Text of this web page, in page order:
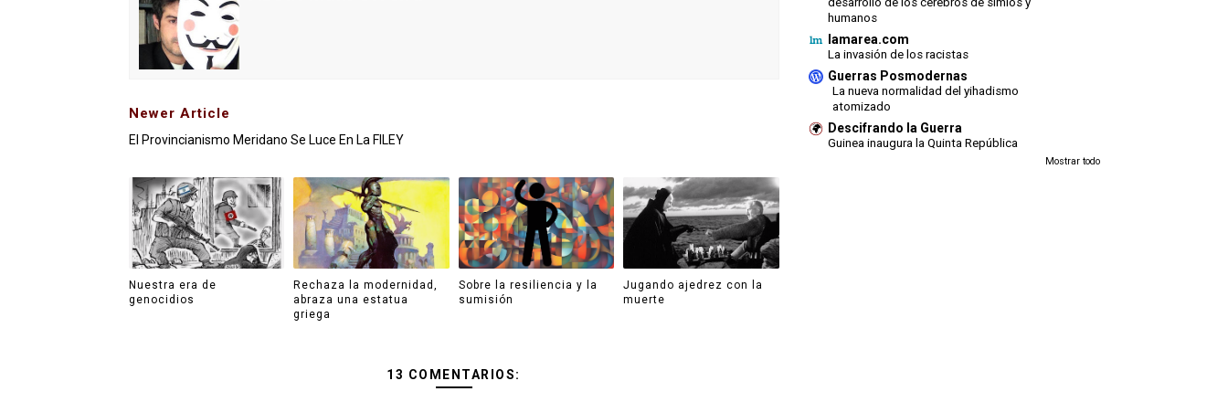
Newer Article
El Provincianismo Meridano Se Luce En La FILEY
Nuestra era de
genocidios
Rechaza la modernidad,
abraza una estatua
griega
Sobre la resiliencia y la
sumisión
Jugando ajedrez con la
muerte
13 COMENTARIOS:
humanos
lamarea.com
La invasión de los racistas
Guerras Posmodernas
La nueva normalidad del yihadismo
atomizado
Descifrando la Guerra
Guinea inaugura la Quinta República
Mostrar todo